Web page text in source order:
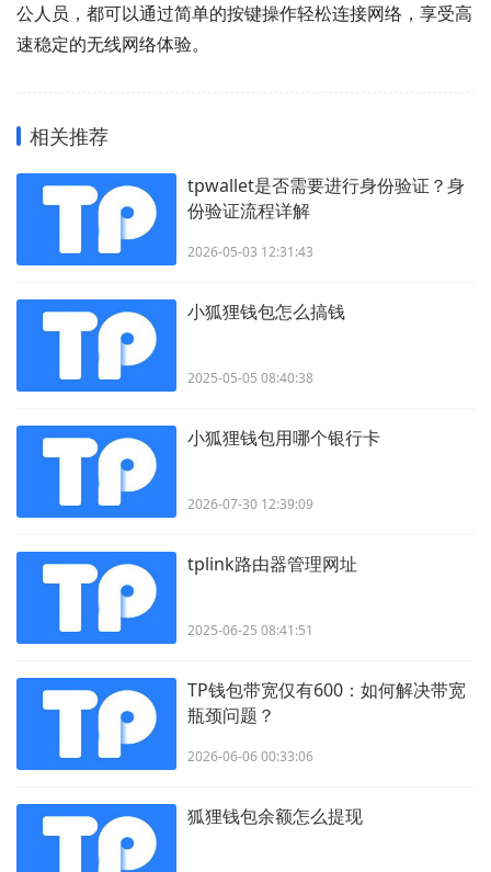
公人员，都可以通过简单的按键操作轻松连接网络，享受高
速稳定的无线网络体验。
相关推荐
tpwallet是否需要进行身份验证？身
份验证流程详解
2026-05-03 12:31:43
小狐狸钱包怎么搞钱
2025-05-05 08:40:38
小狐狸钱包用哪个银行卡
2026-07-30 12:39:09
tplink路由器管理网址
2025-06-25 08:41:51
TP钱包带宽仅有600：如何解决带宽
瓶颈问题？
2026-06-06 00:33:06
狐狸钱包余额怎么提现